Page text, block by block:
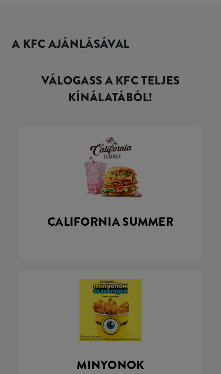
A KFC AJÁNLÁSÁVAL
VÁLOGASS A KFC TELJES
KÍNÁLATÁBÓL!
CALIFORNIA SUMMER
MINYONOK